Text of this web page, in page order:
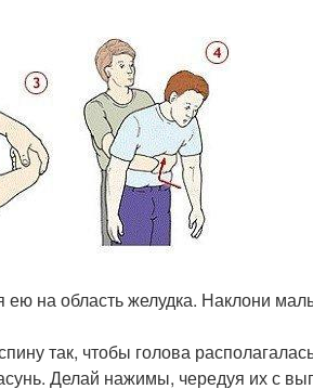
ею на область желудка. Наклони
так, чтобы голова
Делай нажимы, чередуя их с